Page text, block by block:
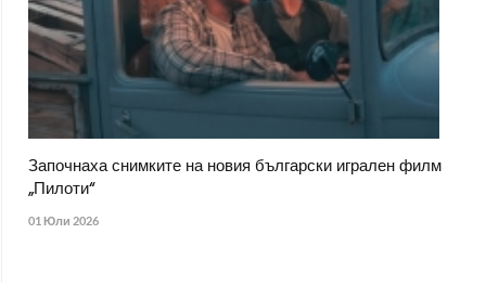
Започнаха снимките на новия български игрален филм
„Пилоти“
01 Юли 2026